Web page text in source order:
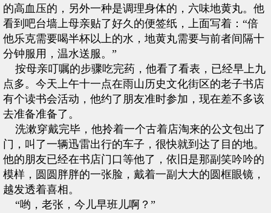
的高血压的，另外一种是调理身体的，六味地黄丸。他
看到吧台墙上母亲贴了好久的便签纸，上面写着：“倍
他乐克需要喝半杯以上的水，地黄丸需要与前者间隔十
分钟服用，温水送服。”
按母亲叮嘱的步骤吃完药，他看了看表，已经早上九
点多。今天上午十一点在雨山历史文化街区的老子书店
有个读书会活动，他约了朋友准时参加，现在差不多该
去准备准备了。
洗漱穿戴完毕，他拎着一个古着店淘来的公文包出了
门，叫了一辆迅雷出行的车子，很快就到达了目的地。
他的朋友已经在书店门口等他了，依旧是那副笑吟吟的
模样，圆圆胖胖的一张脸，戴着一副大大的圆框眼镜，
越发透着喜相。
“哟，老张，今儿早班儿啊？”